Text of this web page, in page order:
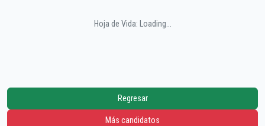
Hoja de Vida: Loading...
Regresar
Más candidatos